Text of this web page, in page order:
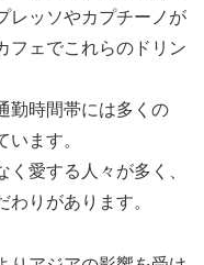
レッソやカプチーノが
フェでこれらのドリン
勤時間帯には多くの
います。
愛する人々が多く、
りがあります。